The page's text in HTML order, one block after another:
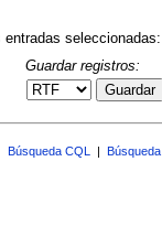
entradas seleccionadas:
Guardar registros:
Guardar
Búsqueda CQL